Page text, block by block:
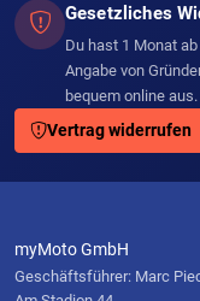
Gesetzliches
Du hast 1 Monat
Angabe von
bequem online aus.
Vertrag widerrufen
myMoto GmbH
Geschäftsführer: Marc